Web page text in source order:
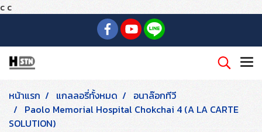
c c
หน้าแรก แกลลอรี่ทั้งหมด
อนาล๊อกทีวี
Paolo Memorial Hospital Chokchai 4 (A LA CARTE
SOLUTION)